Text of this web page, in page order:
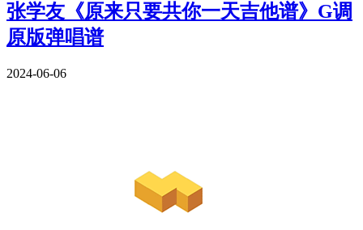
张学友《原来只要共你一天吉他谱》G调
原版弹唱谱
2024-06-06